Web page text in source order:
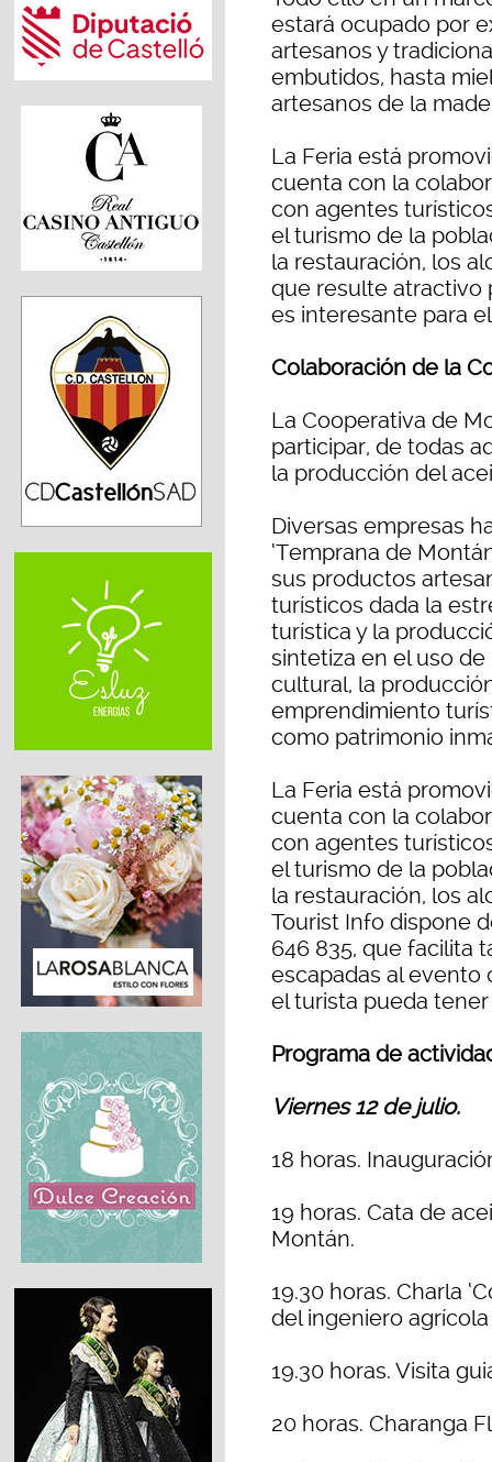
estará ocupado por
artesanos y
embutidos, hasta
artesanos de la
La Feria está
cuenta con la
con agentes
el turismo de la
la restauración, los
que resulte atractivo
es interesante para
Colaboración de la
La Cooperativa de
participar, de todas
la producción del
Diversas empresas
‘Temprana de
sus productos
turísticos dada la
turística y la
sintetiza en el uso
cultural, la
emprendimiento
como patrimonio
La Feria está
cuenta con la
con agentes
el turismo de la
la restauración, los
Tourist Info dispone
646 835, que facilita
escapadas al evento
el turista pueda
Programa de
Viernes 12 de julio.
18 horas.
19 horas. Cata de
Montán.
19.30 horas. Charla
del ingeniero
19.30 horas. Visita
20 horas. Charanga